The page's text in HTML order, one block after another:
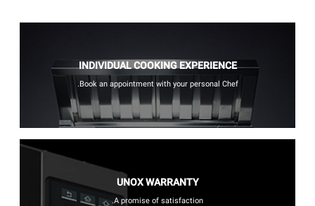
INDIVIDUAL COOKING EXPERIENCE
Book an appointment with your personal Chef.
UNOX WARRANTY
A promise of satisfaction.